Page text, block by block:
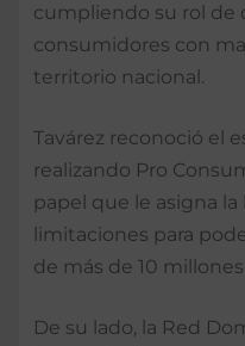
cumpliendo su rol de
consumidores con
territorio nacional.
Tavárez reconoció el
realizando Pro
papel que le asigna la
limitaciones para
de más de 10
De su lado, la Red